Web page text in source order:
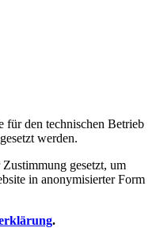
für den technischen Betrieb
werden.
gesetzt, um
in anonymisierter Form
.